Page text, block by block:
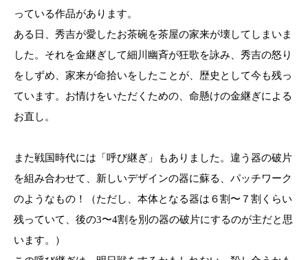
っている作品があります。
ある日、秀吉が愛したお茶碗を茶屋の家来が壊してしまいま
した。それを金継ぎして細川幽斉が狂歌を詠み、秀吉の怒り
をしずめ、家来が命拾いをしたことが、歴史として今も残っ
ています。お情けをいただくための、命懸けの金継ぎによる
お直し。
また戦国時代には「呼び継ぎ」もありました。違う器の破片
を組み合わせて、新しいデザインの器に蘇る、パッチワーク
のようなもの！（ただし、本体となる器は６割〜７割くらい
残っていて、後の3〜4割を別の器の破片にするのが主だと思
います。）